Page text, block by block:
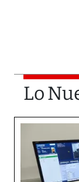
Lo